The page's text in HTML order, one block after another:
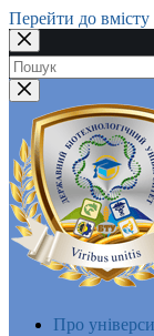
Перейти до вмісту
Немає
результатів
Про